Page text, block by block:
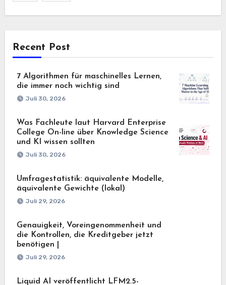
Recent Post
7 Algorithmen für maschinelles Lernen,
die immer noch wichtig sind
Juli 30, 2026
Was Fachleute laut Harvard Enterprise
College On-line über Knowledge Science
und KI wissen sollten
Juli 30, 2026
Umfragestatistik: äquivalente Modelle,
äquivalente Gewichte (lokal)
Juli 29, 2026
Genauigkeit, Voreingenommenheit und
die Kontrollen, die Kreditgeber jetzt
benötigen |
Juli 29, 2026
Liquid AI veröffentlicht LFM2.5-